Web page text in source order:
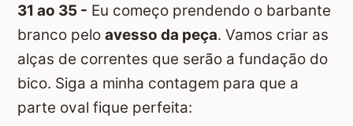
31 ao 35 - Eu começo prendendo o barbante
branco pelo avesso da peça. Vamos criar as
alças de correntes que serão a fundação do
bico. Siga a minha contagem para que a
parte oval fique perfeita: